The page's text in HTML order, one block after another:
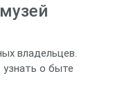
владельцев.
о быте